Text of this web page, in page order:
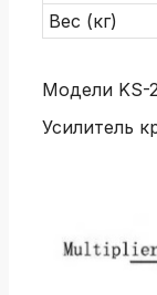
Вес (кг)
Модели KS-
Усилитель